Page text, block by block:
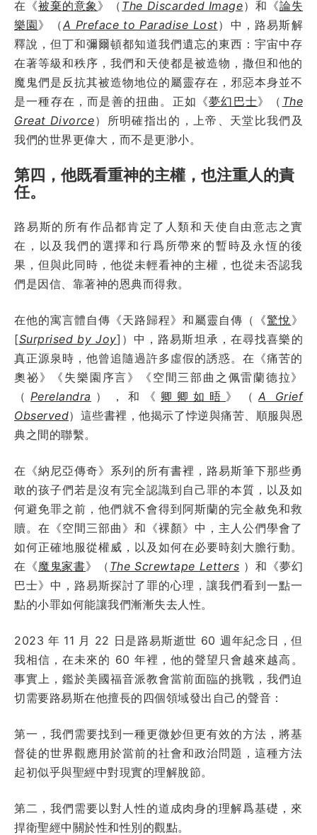
在《被棄的意象 》（ The Discarded Image）和《論失
樂園》（A Preface to Paradise Lost）中，路易斯解
釋說，但丁和彌爾頓都知道我們遺忘的東西：宇宙中存
在著等級和秩序，我們和天使都是被造物，撒但和他的
魔鬼們是反抗其被造物地位的屬靈存在，邪惡本身並不
是一種存在，而是善的扭曲。正如《夢幻巴士》（ The
Great Divorce）所明確指出的，上帝、天堂比我們及
我們的世界更偉大，而不是更渺小。
第四，他既看重神的主權，也注重人的責
任。
路易斯的所有作品都肯定了人類和天使自由意志之實
在，以及我們的選擇和行爲所帶來的暫時及永恆的後
果，但與此同時，他從未輕看神的主權，也從未否認我
們是因信、靠著神的恩典而得救。
在他的寓言體自傳《天路歸程》和屬靈自傳（《驚悅 》
[Surprised by Joy]）中，路易斯坦承，在尋找喜樂的
真正源泉時，他曾追隨過許多虛假的誘惑。在《痛苦的
奧祕》《失樂園序言》《空間三部曲之佩雷蘭德拉》
（ Perelandra ），和《 卿卿如晤 》（A Grief
Observed）這些書裡，他揭示了悖逆與痛苦、順服與恩
典之間的聯繫。
在《納尼亞傳奇》系列的所有書裡，路易斯筆下那些勇
敢的孩子們若是沒有完全認識到自己罪的本質，以及如
何避免罪之前，他們就不會得到阿斯蘭的完全赦免和救
贖。在《空間三部曲》和《裸顏》中，主人公們學會了
如何正確地服從權威，以及如何在必要時刻大膽行動。
在《魔鬼家書》（ The Screwtape Letters ）和《夢幻
巴士》中，路易斯探討了罪的心理，讓我們看到一點一
點的小罪如何能讓我們漸漸失去人性。
2023 年 11 月 22 日是路易斯逝世 60 週年紀念日，但
我相信，在未來的 60 年裡，他的聲望只會越來越高。
事實上，鑑於美國福音派教會當前面臨的挑戰，我們迫
切需要路易斯在他擅長的四個領域發出自己的聲音：
第一，我們需要找到一種更微妙但更有效的方法，將基
督徒的世界觀應用於當前的社會和政治問題，這種方法
起初似乎與聖經中對現實的理解脫節。
第二，我們需要以對人性的道成肉身的理解爲基礎，來
捍衛聖經中關於性和性別的觀點。